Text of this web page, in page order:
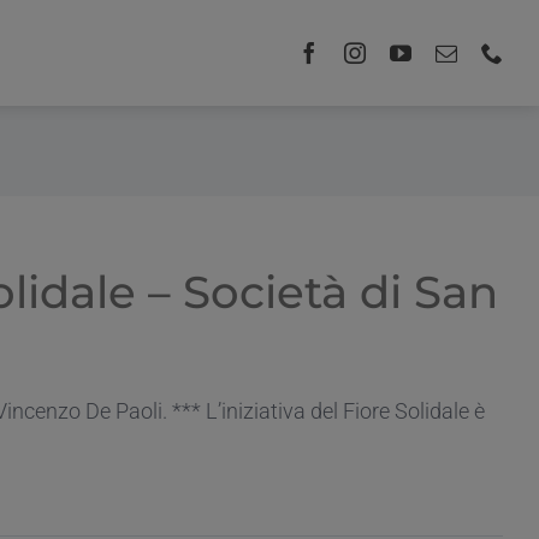
– Società di San
De Paoli. *** L’iniziativa del Fiore Solidale è